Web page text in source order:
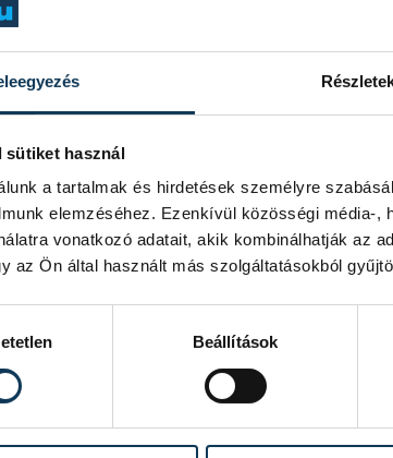
sütiket használ
a tartalmak és hirdetések személyre
elemzéséhez. Ezenkívül közösségi média-
vonatkozó adatait, akik kombinálhatják az
az Ön által használt más szolgáltatásokból
Beállítások
a kritikai folyóiratot. Beágyazódott Veszprém
köszönhetően annak a szerzői gárdának, amely
végzi munkáját. A szerzők és kritikusok,
művészi kvalitásaik révén, hanem a közéleti és
miatt is figyelemre méltók. A folyóirat sajátos
és filozófiai kérdéseket is felvet, amelyek messze
A folyóirat különlegessége abban rejlik, hogy
klasszikus hagyományaihoz, mindig képes friss és
tartották, ahol Varga Tamás alpolgármester
veszprémi újságíró előtt.